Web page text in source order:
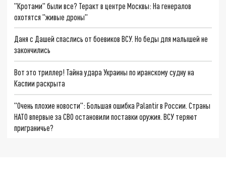
"Кротами" были все? Теракт в центре Москвы: На генералов
охотятся "живые дроны"
Даня с Дашей спаслись от боевиков ВСУ. Но беды для малышей не
закончились
Вот это триллер! Тайна удара Украины по иранскому судну на
Каспии раскрыта
"Очень плохие новости": Большая ошибка Palantir в России. Страны
НАТО впервые за СВО остановили поставки оружия. ВСУ теряют
приграничье?